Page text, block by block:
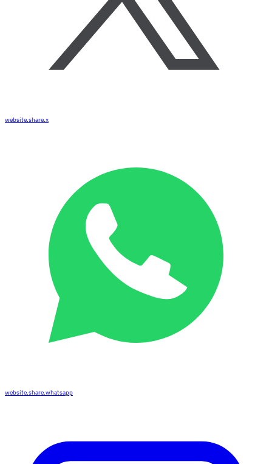
website.share.x
website.share.whatsapp